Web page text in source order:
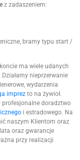
z zadaszeniem:
bramy typu start /
ma wiele udanych
nieprzerwanie
wydarzenia
imprez to na żywioł.
profesjonalne doradztwo
i estradowego. Na
naszym Klientom oraz
oraz gwarancje
przy realizacji